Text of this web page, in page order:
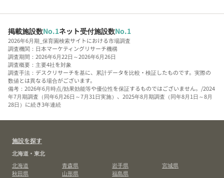
掲載施設数No.1ネット受付施設数No.1
2026年6月期_保育園検索サイトにおける市場調査
調査機関：日本マーケティングリサーチ機構
調査期間：2026年6月22日～2026年6月26日
調査概要：主要4社を対象
調査手法：デスクリサーチを基に、累計データを比較・検証したものです。実際の
数値とは異なる場合がございます。
備考：2026年6月時点/効果効能等や優位性を保証するものではございません。/2024
年7月期調査（同年6月26日～7月31日実施）、2025年8月期調査（同年8月1日～8月
28日）に続き3年連続
施設を探す
北海道・東北
北海道
青森県 岩手県
宮城県
秋田県
山形県
福島県